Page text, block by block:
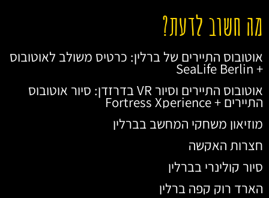
מה חשוב לדעת?
אוטובוס התיירים של ברלין: כרטיס משולב לאוטובוס
+ SeaLife Berlin
אוטובוס התיירים וסיור VR בדרזדן: סיור אוטובוס
התיירים + Fortress Xperience
מוזיאון משחקי המחשב בברלין
חצרות האקשה
סיור קולינרי בברלין
הארד רוק קפה ברלין